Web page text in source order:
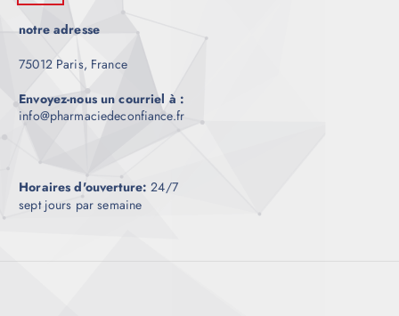
notre adresse
75012 Paris, France
Envoyez-nous un courriel à :
info@pharmaciedeconfiance.fr
Horaires d'ouverture: 24/7
sept jours par semaine